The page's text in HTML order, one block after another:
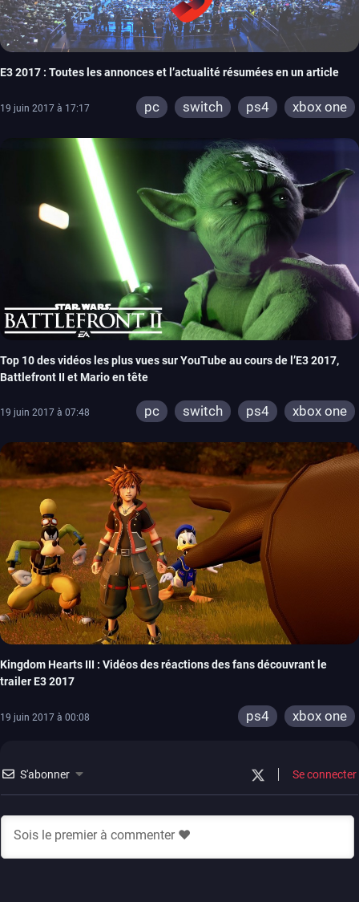
E3 2017 : Toutes les annonces et l’actualité résumées en un article
19 juin 2017 à 17:17 pc switch ps4 xbox one
Top 10 des vidéos les plus vues sur YouTube au cours de l’E3 2017,
Battlefront II et Mario en tête
19 juin 2017 à 07:48 pc switch ps4 xbox one
Kingdom Hearts III : Vidéos des réactions des fans découvrant le
trailer E3 2017
19 juin 2017 à 00:08 ps4 xbox one
S'abonner Se connecter